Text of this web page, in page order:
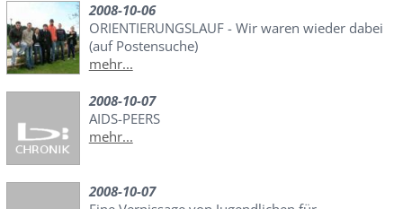
2008-10-06
ORIENTIERUNGSLAUF - Wir waren wieder dabei
(auf Postensuche)
mehr...
2008-10-07
AIDS-PEERS
mehr...
2008-10-07